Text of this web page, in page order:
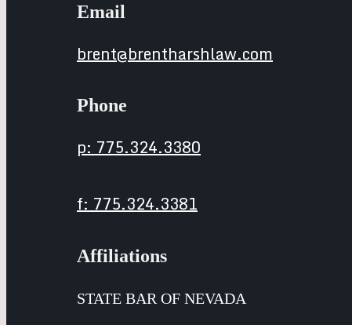
Email
brent@brentharshlaw.com
Phone
p: 775.324.3380
f: 775.324.3381
Affiliations
STATE BAR OF NEVADA